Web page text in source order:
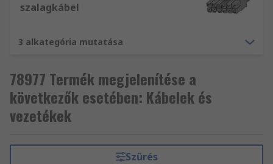
szalagkábel
3 alkategória mutatása
78977 Termék megjelenítése a
következők esetében: Kábelek és
vezetékek
Szűrés